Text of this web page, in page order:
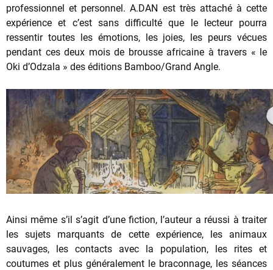
professionnel et personnel. A.DAN est très attaché à cette
expérience et c’est sans difficulté que le lecteur pourra
ressentir toutes les émotions, les joies, les peurs vécues
pendant ces deux mois de brousse africaine à travers « le
Oki d’Odzala » des éditions Bamboo/Grand Angle.
Ainsi même s’il s’agit d’une fiction, l’auteur a réussi à traiter
les sujets marquants de cette expérience, les animaux
sauvages, les contacts avec la population, les rites et
coutumes et plus généralement le braconnage, les séances